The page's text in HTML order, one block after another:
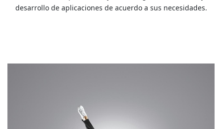
desarrollo de aplicaciones de acuerdo a sus necesidades.